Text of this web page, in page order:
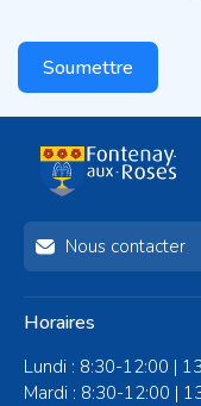
Soumettre
Nous contacter
Horaires
Lundi : 8:30-12:00 |
Mardi : 8:30-12:00 |